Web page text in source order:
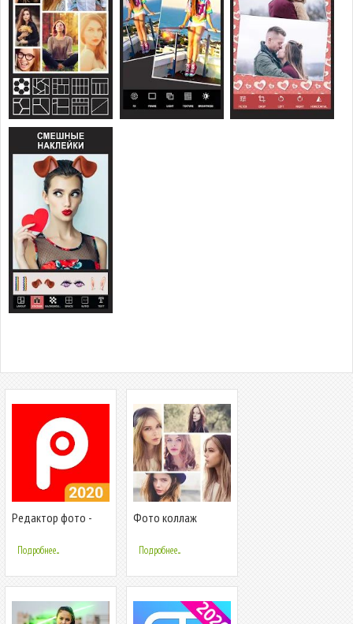
Редактор фото -
Подробнее...
Фото коллаж
Подробнее...